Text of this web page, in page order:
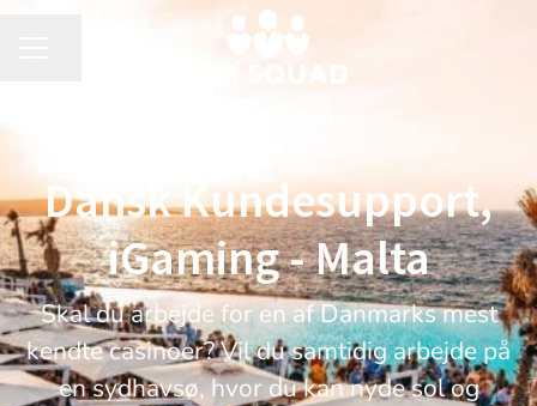
Dansk Kundesupport,
iGaming - Malta
Skal du arbejde for en af Danmarks mest
kendte casinoer? Vil du samtidig arbejde på
en sydhavsø, hvor du kan nyde sol og